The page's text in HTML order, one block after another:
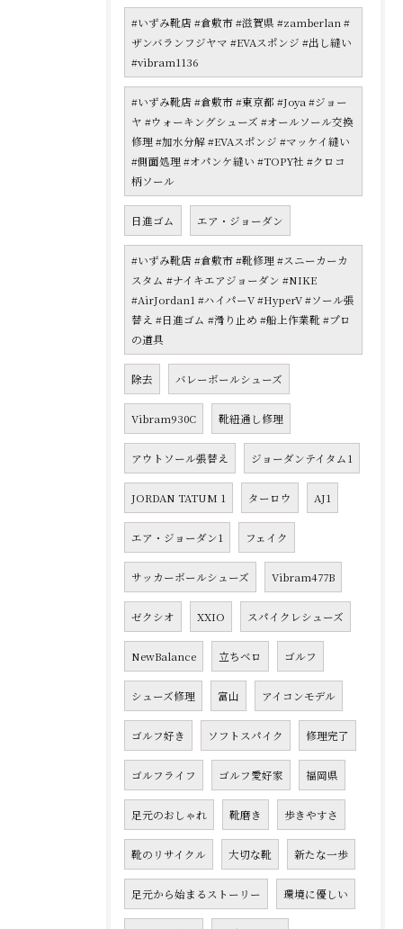
#いずみ靴店 #倉敷市 #滋賀県 #zamberlan #
ザンバランフジヤマ #EVAスポンジ #出し縫い
#vibram1136
#いずみ靴店 #倉敷市 #東京都 #Joya #ジョー
ヤ #ウォーキングシューズ #オールソール交換
修理 #加水分解 #EVAスポンジ #マッケイ縫い
#側面処理 #オパンケ縫い #TOPY社 #クロコ
柄ソール
日進ゴム エア・ジョーダン
#いずみ靴店 #倉敷市 #靴修理 #スニーカーカ
スタム #ナイキエアジョーダン #NIKE
#AirJordan1 #ハイパーV #HyperV #ソール張
替え #日進ゴム #滑り止め #船上作業靴 #プロ
の道具
除去 バレーボールシューズ
Vibram930C 靴紐通し修理
アウトソール張替え ジョーダンテイタム1
JORDAN TATUM 1 ターロウ AJ1
エア・ジョーダン1 フェイク
サッカーボールシューズ Vibram477B
ゼクシオ XXIO スパイクレシューズ
NewBalance 立ちベロ ゴルフ
シューズ修理 富山 アイコンモデル
ゴルフ好き ソフトスパイク 修理完了
ゴルフライフ ゴルフ愛好家 福岡県
足元のおしゃれ 靴磨き 歩きやすさ
靴のリサイクル 大切な靴 新たな一歩
足元から始まるストーリー 環境に優しい